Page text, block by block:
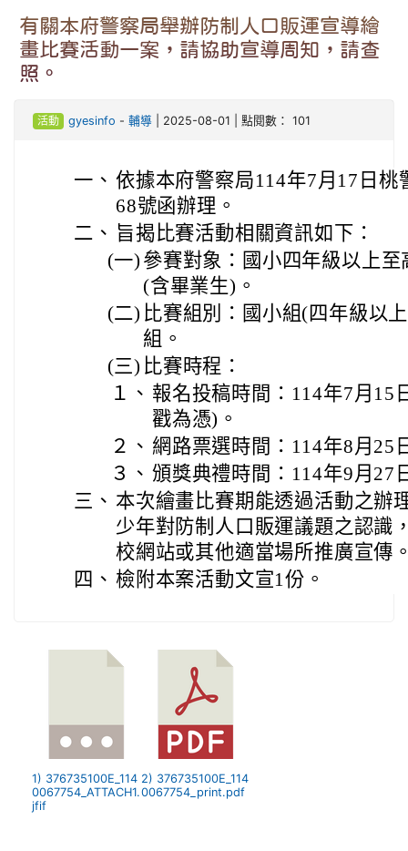
有關本府警察局舉辦防制人口販運宣導繪
畫比賽活動一案，請協助宣導周知，請查
照。
活動 gyesinfo - 輔導| 2025-08-01 | 點閱數： 101
一、 依據本府警察局114年7月17日桃
68號函辦理。
二、 旨揭比賽活動相關資訊如下：
(一) 參賽對象：國小四年級以上
(含畢業生)。
(二) 比賽組別：國小組(四年級以
組。
(三) 比賽時程：
１、 報名投稿時間：114年7月15
戳為憑)。
２、 網路票選時間：114年8月25
３、 頒獎典禮時間：114年9月27
三、 本次繪畫比賽期能透過活動之辦
少年對防制人口販運議題之認識
校網站或其他適當場所推廣宣傳
四、 檢附本案活動文宣1份。
1) 376735100E_114
0067754_ATTACH1.
jfif
2) 376735100E_114
0067754_print.pdf